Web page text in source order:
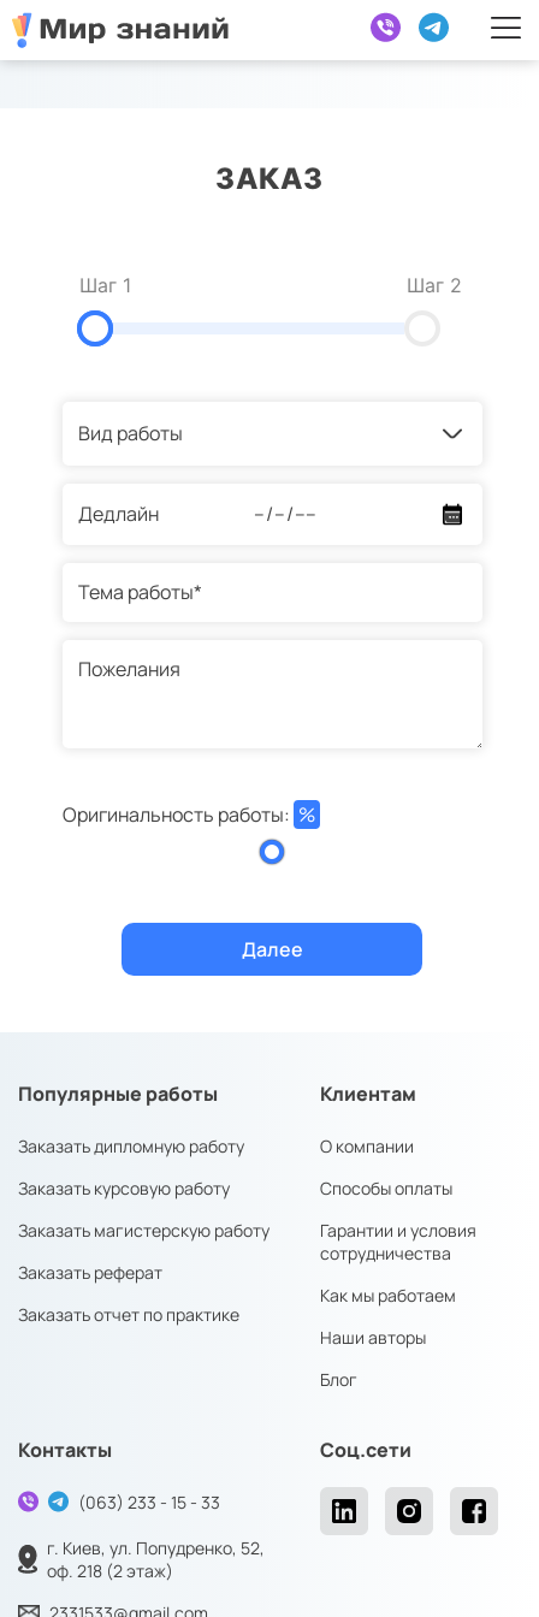
ЗАКАЗ
Шаг 1 Шаг 2
Оригинальность работы: %
Далее
Популярные работы
Заказать дипломную работу
Заказать курсовую работу
Заказать магистерскую работу
Заказать реферат
Заказать отчет по практике
Клиентам
О компании
Способы оплаты
Гарантии и условия
сотрудничества
Как мы работаем
Наши авторы
Блог
Контакты
(063) 233 - 15 - 33
г. Киев, ул. Попудренко, 52,
оф. 218 (2 этаж)
Соц.сети